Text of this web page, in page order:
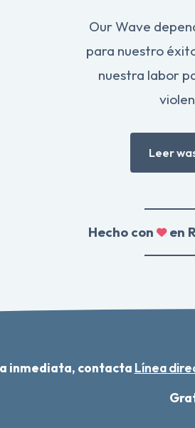
Our Wave
para nuestro
nuestra labor
Leer
Hecho con en
inmediata, contacta Línea